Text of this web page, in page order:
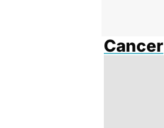
Cancer